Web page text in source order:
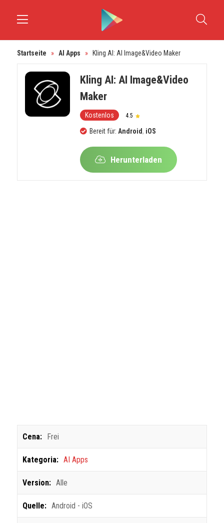
Startseite » AI Apps » Kling AI: AI Image&Video Maker
Kling AI: AI Image&Video
Maker
Kostenlos 4.5
Bereit für: Android , iOS
Herunterladen
Cena: Frei
Kategoria: AI Apps
Version: Alle
Quelle: Android - iOS